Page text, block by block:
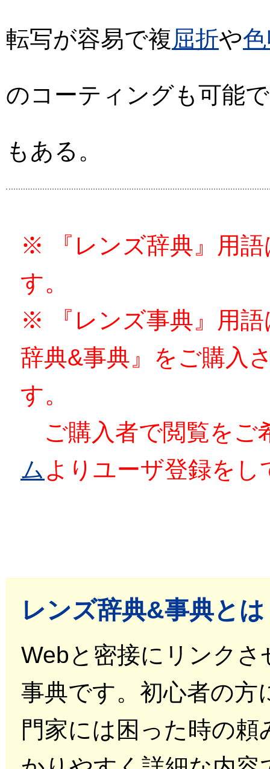
転写が容易で複屈折や
のコーティングも可能
もある。
※ 『レンズ辞典』用
す。
※ 『レンズ事典』用
辞典&事典』をご購入
す。
ご購入者で閲覧をご
ム よりユーザ登録をし
レンズ辞典&事典と
Webと密接にリンク
事典です。初心者の方
門家には困った時の